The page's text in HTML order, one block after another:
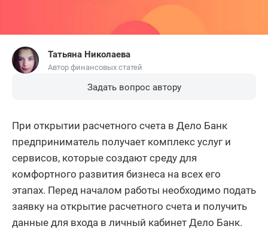
Татьяна Николаева
Автор финансовых статей
Задать вопрос автору
При открытии расчетного счета в Дело Банк
предприниматель получает комплекс услуг и
сервисов, которые создают среду для
комфортного развития бизнеса на всех его
этапах. Перед началом работы необходимо подать
заявку на открытие расчетного счета и получить
данные для входа в личный кабинет Дело Банк.